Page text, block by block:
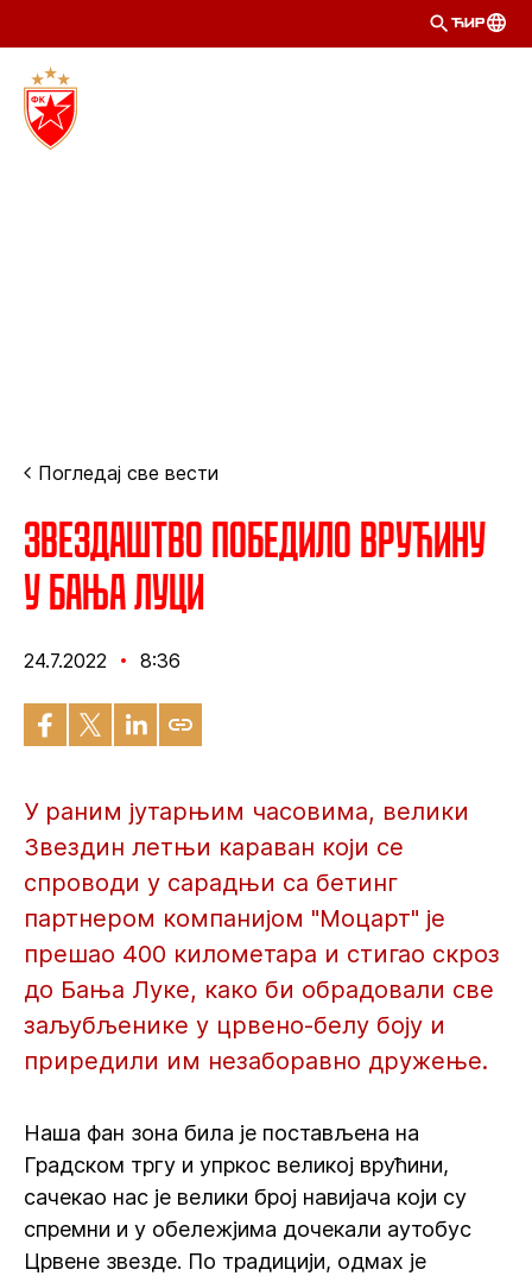
ЋИР
Погледај све вести
Звездаштво победило врућину
у Бања Луци
24.7.2022 8:36
У раним јутарњим часовима, велики
Звездин летњи караван који се
спроводи у сарадњи са бетинг
партнером компанијом "Моцарт" је
прешао 400 километара и стигао скроз
до Бања Луке, како би обрадовали све
заљубљенике у црвено-белу боју и
приредили им незаборавно дружење.
Наша фан зона била је постављена на
Градском тргу и упркос великој врућини,
сачекао нас је велики број навијача који су
спремни и у обележјима дочекали аутобус
Црвене звезде. По традицији, одмах је